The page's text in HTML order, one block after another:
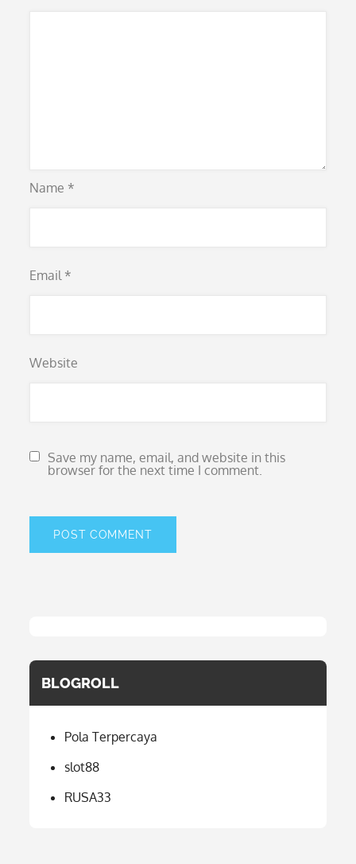
Name *
Email *
Website
Save my name, email, and website in this
browser for the next time I comment.
BLOGROLL
Pola Terpercaya
slot88
RUSA33